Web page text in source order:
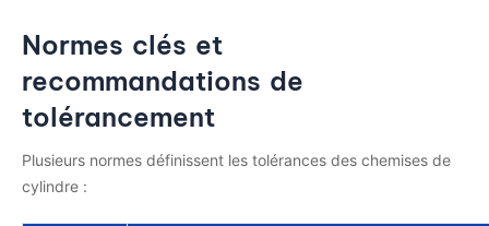
Normes clés et
recommandations de
tolérancement
Plusieurs normes définissent les tolérances des chemises de
cylindre :